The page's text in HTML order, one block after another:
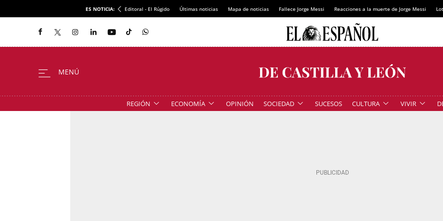
ES NOTICIA: Editoral - El Rúgido Últimas noticias Mapa de noticias Fallece Jorge Messi Reacciones a la muerte de Jorge Messi
REGIÓN ECONOMÍA OPINIÓN SOCIEDAD SUCESOS CULTURA VIVIR